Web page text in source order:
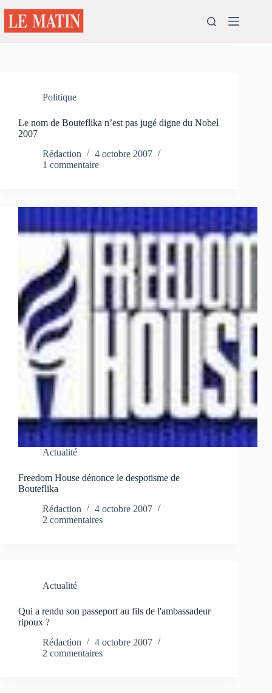
au
contenu
Politique
Le nom de Bouteflika n’est pas jugé digne du Nobel
2007
Rédaction
4 octobre 2007
1 commentaire
Actualité
Freedom House dénonce le despotisme de
Bouteflika
Rédaction
4 octobre 2007
2 commentaires
Actualité
Qui a rendu son passeport au fils de l'ambassadeur
ripoux ?
Rédaction
4 octobre 2007
2 commentaires